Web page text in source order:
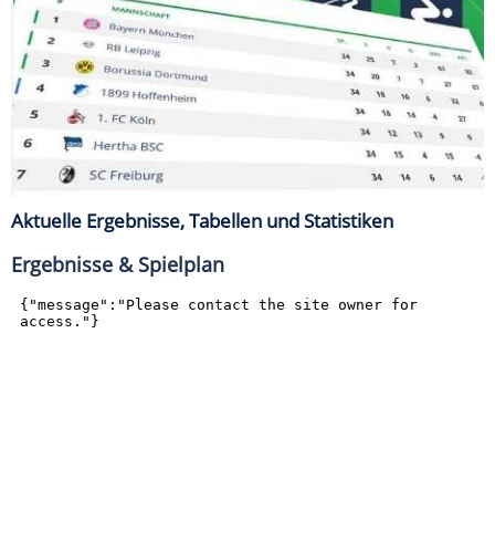
Aktuelle Ergebnisse, Tabellen und Statistiken
Ergebnisse & Spielplan